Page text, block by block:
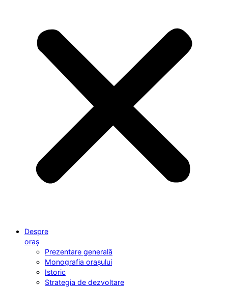
Despre
oraș
Prezentare generală
Monografia orașului
Istoric
Strategia de dezvoltare